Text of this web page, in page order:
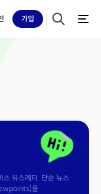
가입
스 뷰스레터. 단순 뉴스
을